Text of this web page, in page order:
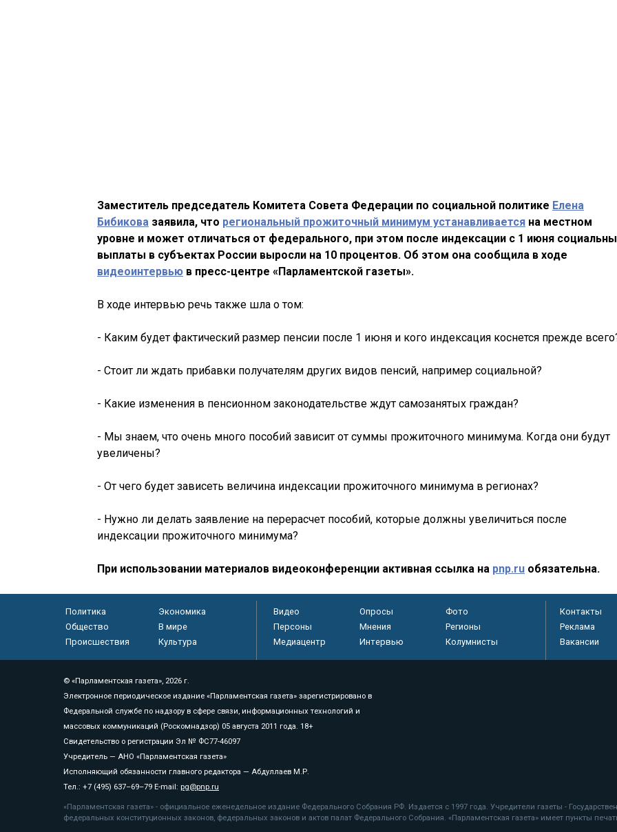
Заместитель председатель Комитета Совета Федерации по социальной политике Елена
Бибикова заявила, что региональный прожиточный минимум устанавливается на местном
уровне и может отличаться от федерального, при этом после индексации с 1 июня
выплаты в субъектах России выросли на 10 процентов. Об этом она сообщила в ходе
видеоинтервью в пресс-центре «Парламентской газеты».
В ходе интервью речь также шла о том:
- Каким будет фактический размер пенсии после 1 июня и кого индексация коснется прежде
- Стоит ли ждать прибавки получателям других видов пенсий, например социальной?
- Какие изменения в пенсионном законодательстве ждут самозанятых граждан?
- Мы знаем, что очень много пособий зависит от суммы прожиточного минимума. Когда они будут
увеличены?
- От чего будет зависеть величина индексации прожиточного минимума в регионах?
- Нужно ли делать заявление на перерасчет пособий, которые должны увеличиться после
индексации прожиточного минимума?
При использовании материалов видеоконференции активная ссылка на pnp.ru обязательна.
Политика
Экономика
Общество
В мире
Происшествия
Культура
Видео Опросы
Фото
Персоны
Мнения
Регионы
Медиацентр
Интервью Колумнисты
Контакты
Реклама
Вакансии
© «Парламентская газета», 2026 г.
Электронное периодическое издание «Парламентская газета» зарегистрировано в
Федеральной службе по надзору в сфере связи, информационных технологий и
массовых коммуникаций (Роскомнадзор) 05 августа 2011 года. 18+
Свидетельство о регистрации Эл № ФС77-46097
Учредитель — АНО «Парламентская газета»
Исполняющий обязанности главного редактора — Абдуллаев М.Р.
Тел.: +7 (495) 637–69–79 E-mail: pg@pnp.ru
«Парламентская газета» - официальное еженедельное издание Федерального Собрания РФ. Издается с 1997 года. Учредители газеты -
федеральных конституционных законов, федеральных законов и актов палат Федерального Собрания. «Парламентская газета» имеет пункты